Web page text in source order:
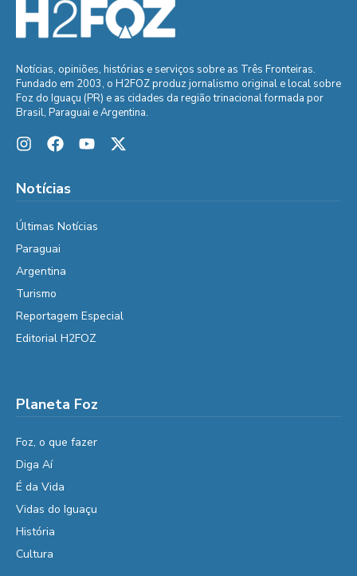
Notícias, opiniões, histórias e serviços sobre as Três Fronteiras.
Fundado em 2003, o H2FOZ produz jornalismo original e local sobre
Foz do Iguaçu (PR) e as cidades da região trinacional formada por
Brasil, Paraguai e Argentina.
Notícias
Últimas Notícias
Paraguai
Argentina
Turismo
Reportagem Especial
Editorial H2FOZ
Planeta Foz
Foz, o que fazer
Diga Aí
É da Vida
Vidas do Iguaçu
História
Cultura